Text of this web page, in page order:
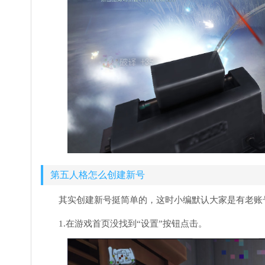
第五人格怎么创建新号
其实创建新号挺简单的，这时小编默认大家是有老账
1.在游戏首页没找到“设置”按钮点击。